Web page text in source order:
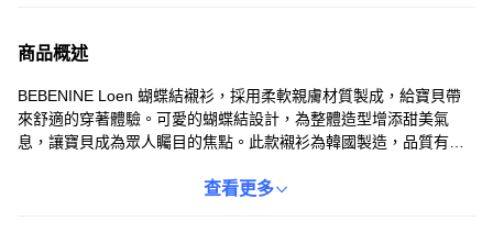
商品概述
BEBENINE Loen 蝴蝶結襯衫，採用柔軟親膚材質製成，給寶貝帶
來舒適的穿著體驗。可愛的蝴蝶結設計，為整體造型增添甜美氣
息，讓寶貝成為眾人矚目的焦點。此款襯衫為韓國製造，品質有保
展現寶貝的獨特魅力。簡約設計，方便穿脫，讓寶貝輕鬆展現時尚
查看更多